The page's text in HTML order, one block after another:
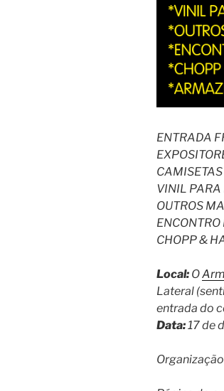
ENTRADA
VINIL PARA
OUTROS
ENCONTRO
CHOPP &
Local: O
Lateral
entrada do
Data:17 de